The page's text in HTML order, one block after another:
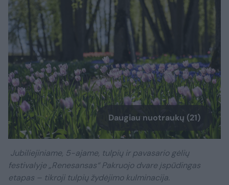
Daugiau nuotraukų (21)
Jubiliejiniame, 5-ajame, tulpių ir pavasario gėlių
festivalyje „Renesansas“ Pakruojo dvare įspūdingas
etapas – tikroji tulpių žydėjimo kulminacija.